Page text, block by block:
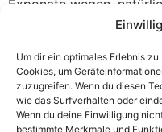
Um dir ein optimales Erlebnis
Cookies, um
zuzugreifen. Wenn du diesen
wie das Surfverhalten oder
Wenn du deine Einwilligung
bestimmte Merkmale und
Exponate wegen,
findet man am Besten